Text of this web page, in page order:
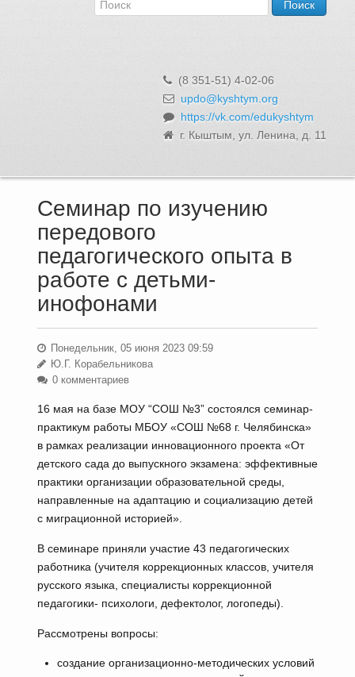
(8 351-51) 4-02-06
updo@kyshtym.org
https://vk.com/edukyshtym
г. Кыштым, ул. Ленина, д. 11
Об Управлении
Муниципальная служба и вакансии
Информационные системы, реестры и банки данных
Закупки для муниципальных нужд
Использование бюджетных средств
Семинар по изучению
передового
педагогического опыта в
работе с детьми-
инофонами
Понедельник, 05 июня 2023 09:59
Ю.Г. Корабельникова
0 комментариев
16 мая на базе МОУ “СОШ №3” состоялся семинар-
практикум работы МБОУ «СОШ №68 г. Челябинска»
в рамках реализации инновационного проекта «От
детского сада до выпускного экзамена: эффективные
практики организации образовательной среды,
направленные на адаптацию и социализацию детей
с миграционной историей».
В семинаре приняли участие 43 педагогических
работника (учителя коррекционных классов, учителя
русского языка, специалисты коррекционной
педагогики- психологи, дефектолог, логопеды).
Рассмотрены вопросы:
создание организационно-методических условий